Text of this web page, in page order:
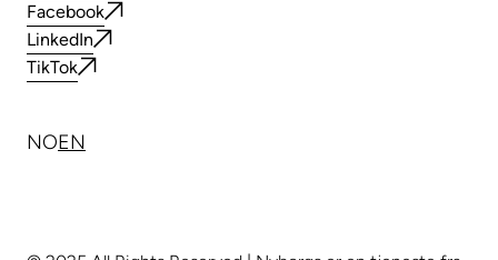
Facebook
LinkedIn
TikTok
NOEN